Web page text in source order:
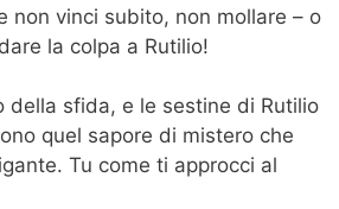
non vinci subito, non mollare – o
la colpa a Rutilio!
della sfida, e le sestine di Rutilio
quel sapore di mistero che
Tu come ti approcci al